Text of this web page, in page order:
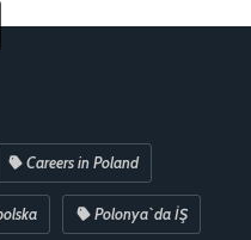
Careers in Poland
Polonya`da İŞ